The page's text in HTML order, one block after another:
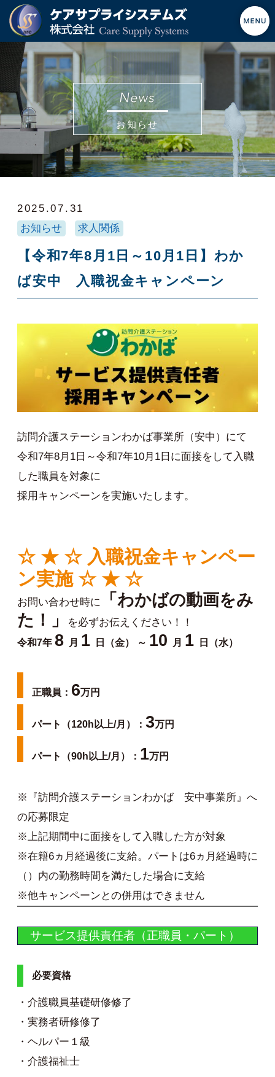
お知らせ
2025.07.31
お知らせ
求人関係
【令和7年8月1日～10月1日】わか
ば安中 入職祝金キャンペーン
訪問介護ステーションわかば事業所（安中）にて
令和7年8月1日～令和7年10月1日に面接をして入職
した職員を対象に
採用キャンペーンを実施いたします。
☆ ★ ☆ 入職祝金キャンペー
ン実施 ☆ ★ ☆
お問い合わせ時に
「わかばの動画をみ
た！」
を必ずお伝えください！！
令和7年 8 月 1 日（金） ～ 10 月 1 日（水）
正職員： 6万円
パート（120h以上/月）： 3万円
パート（90h以上/月）： 1万円
※『訪問介護ステーションわかば 安中事業所』へ
の応募限定
※上記期間中に面接をして入職した方が対象
※在籍6ヵ月経過後に支給。パートは6ヵ月経過時に
（）内の勤務時間を満たした場合に支給
※他キャンペーンとの併用はできません
サービス提供責任者（正職員・パート）
必要資格
・介護職員基礎研修修了
・実務者研修修了
・ヘルパー１級
・介護福祉士